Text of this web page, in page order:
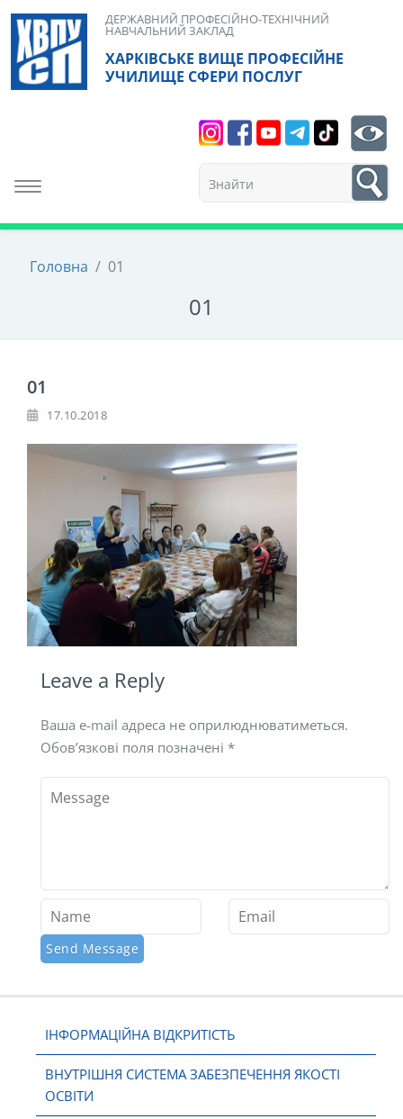
Skip
content
ХАРКІВСЬКЕ ВИЩЕ ПРОФЕСІЙНЕ
УЧИЛИЩЕ СФЕРИ ПОСЛУГ
ДЕРЖАВНИЙ ПРОФЕСІЙНО-ТЕХНІЧНИЙ
НАВЧАЛЬНИЙ ЗАКЛАД
Toggle navigation
1
Головна / 01
01
ІНФОРМАЦІЙНА ВІДКРИТІСТЬ
ВНУТРІШНЯ СИСТЕМА ЗАБЕЗПЕЧЕННЯ ЯКОСТІ
ОСВІТИ
01
17.10.2018
Leave a Reply
Ваша e-mail адреса не оприлюднюватиметься.
Обов’язкові поля позначені *